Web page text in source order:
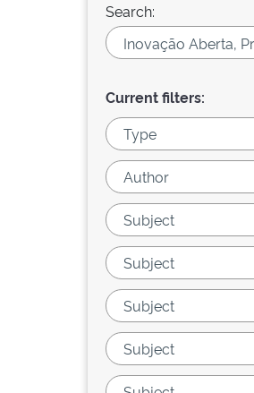
Search:
Current filters: